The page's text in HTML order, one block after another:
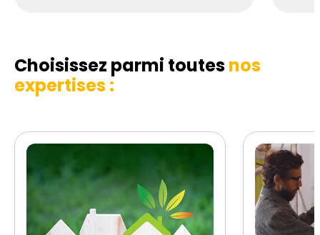
Choisissez parmi toutesnos
expertises :